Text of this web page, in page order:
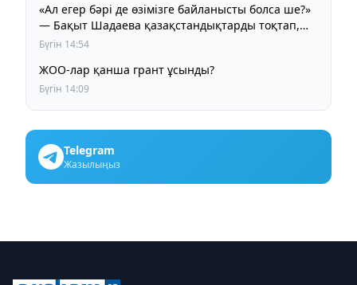
«Ал егер бәрі де өзімізге байланысты болса ше?»
— Бақыт Шадаева қазақстандықтарды тоқтап,
ойлануға шақырды
Бүгін 14:54
ЖОО-лар қанша грант ұсынды?
Бүгін 14:09
Telegram
Жазылыңыз